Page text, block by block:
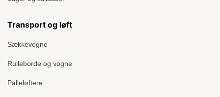
Transport og løft
Sækkevogne
Rulleborde og vogne
Palleløftere